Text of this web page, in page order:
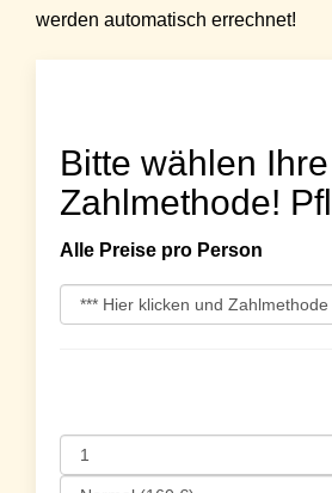
werden automatisch errechnet!
Bitte wählen Ihre
Zahlmethode!
Alle Preise pro Person